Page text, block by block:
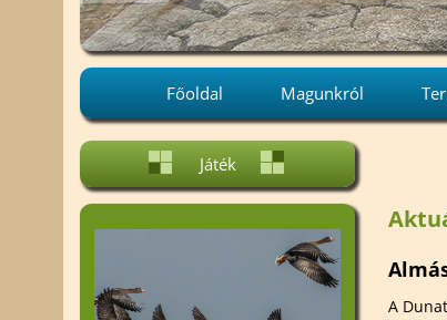
Főoldal Magunkról
Projektjeink
Nemzetközi kapcsolatok
Alakítsd a Környezeted!
A Dunatáj közalapítvány
vállalkozási
Játék
A